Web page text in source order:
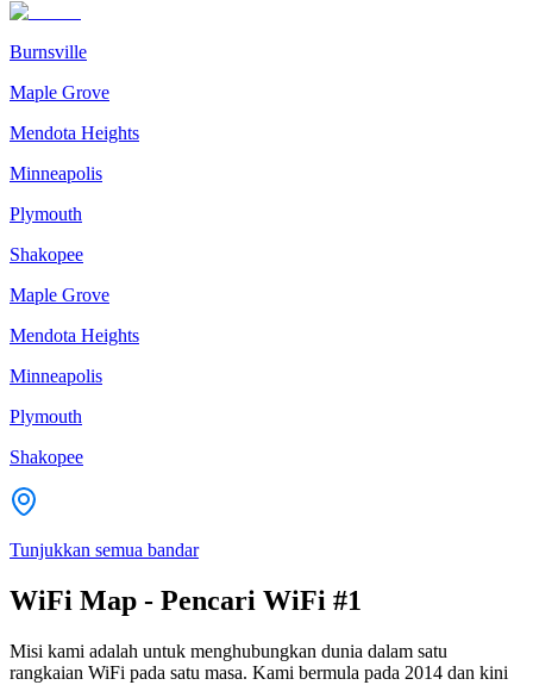
Burnsville
Maple Grove
Mendota Heights
Minneapolis
Plymouth
Shakopee
Maple Grove
Mendota Heights
Minneapolis
Plymouth
Shakopee
Tunjukkan semua bandar
WiFi Map - Pencari WiFi #1
Misi kami adalah untuk menghubungkan dunia dalam satu
rangkaian WiFi pada satu masa. Kami bermula pada 2014 dan kini